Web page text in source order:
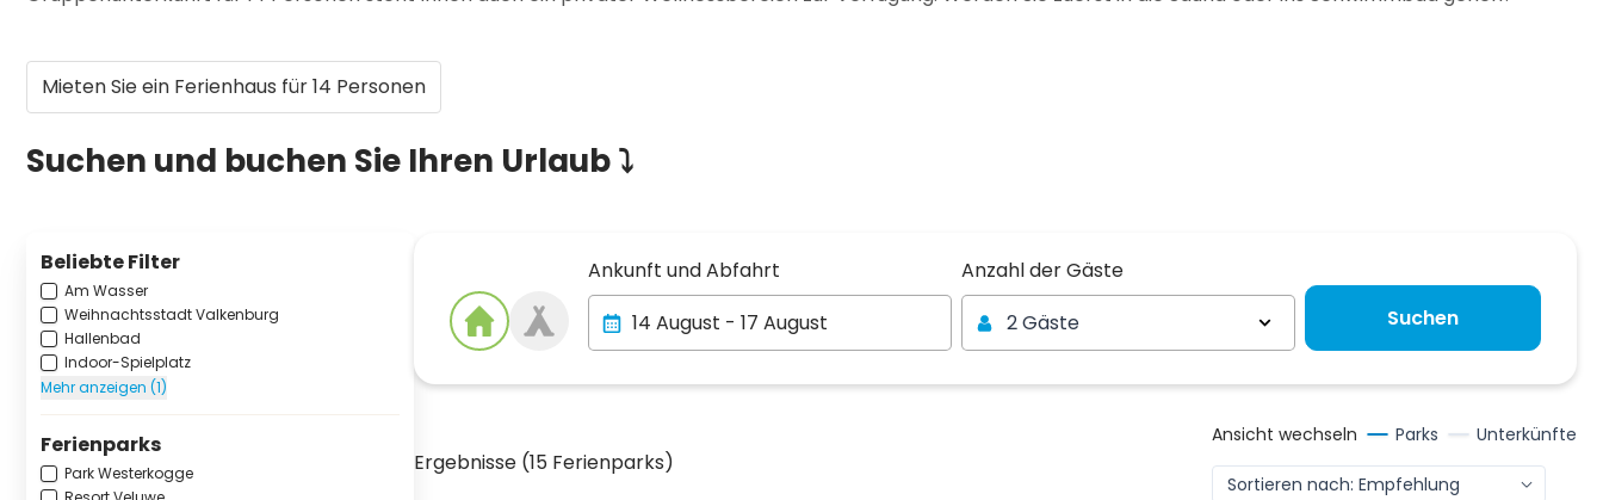
Mieten Sie ein Ferienhaus für 14 Personen
Suchen und buchen Sie Ihren Urlaub ⤵
Beliebte Filter
Am Wasser
Weihnachtsstadt Valkenburg
Hallenbad
Indoor-Spielplatz
Mehr anzeigen (1)
Ferienparks
Park Westerkogge
Ankunft und Abfahrt Anzahl der Gäste
Anzahl der Gäste
2 Gäste
Suchen
Ergebnisse (15 Ferienparks)
Ansicht wechseln Parks Unterkünfte